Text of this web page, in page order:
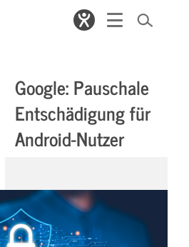
Google: Pauschale
Entschädigung für
Android-Nutzer